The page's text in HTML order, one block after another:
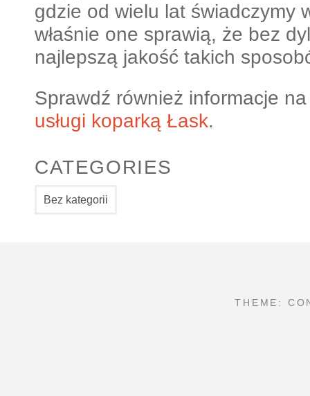
gdzie od wielu lat świadczymy
właśnie one sprawią, że bez
najlepszą jakość takich
Sprawdź również informacje
usługi koparką Łask.
CATEGORIES
Bez kategorii
THEME: